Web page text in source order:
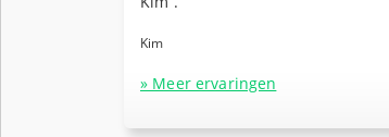
Kim
» Meer ervaringen